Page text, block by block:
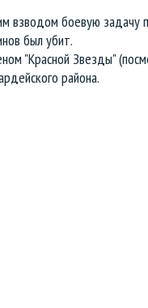
взводом боевую задачу
был убит.
"Красной Звезды"
района.